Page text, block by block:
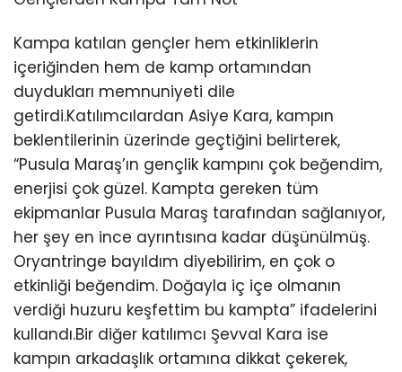
Kampa katılan gençler hem etkinliklerin
içeriğinden hem de kamp ortamından
duydukları memnuniyeti dile
getirdi.Katılımcılardan Asiye Kara, kampın
beklentilerinin üzerinde geçtiğini belirterek,
“Pusula Maraş’ın gençlik kampını çok beğendim,
enerjisi çok güzel. Kampta gereken tüm
ekipmanlar Pusula Maraş tarafından sağlanıyor,
her şey en ince ayrıntısına kadar düşünülmüş.
Oryantringe bayıldım diyebilirim, en çok o
etkinliği beğendim. Doğayla iç içe olmanın
verdiği huzuru keşfettim bu kampta” ifadelerini
kullandı.Bir diğer katılımcı Şevval Kara ise
kampın arkadaşlık ortamına dikkat çekerek,